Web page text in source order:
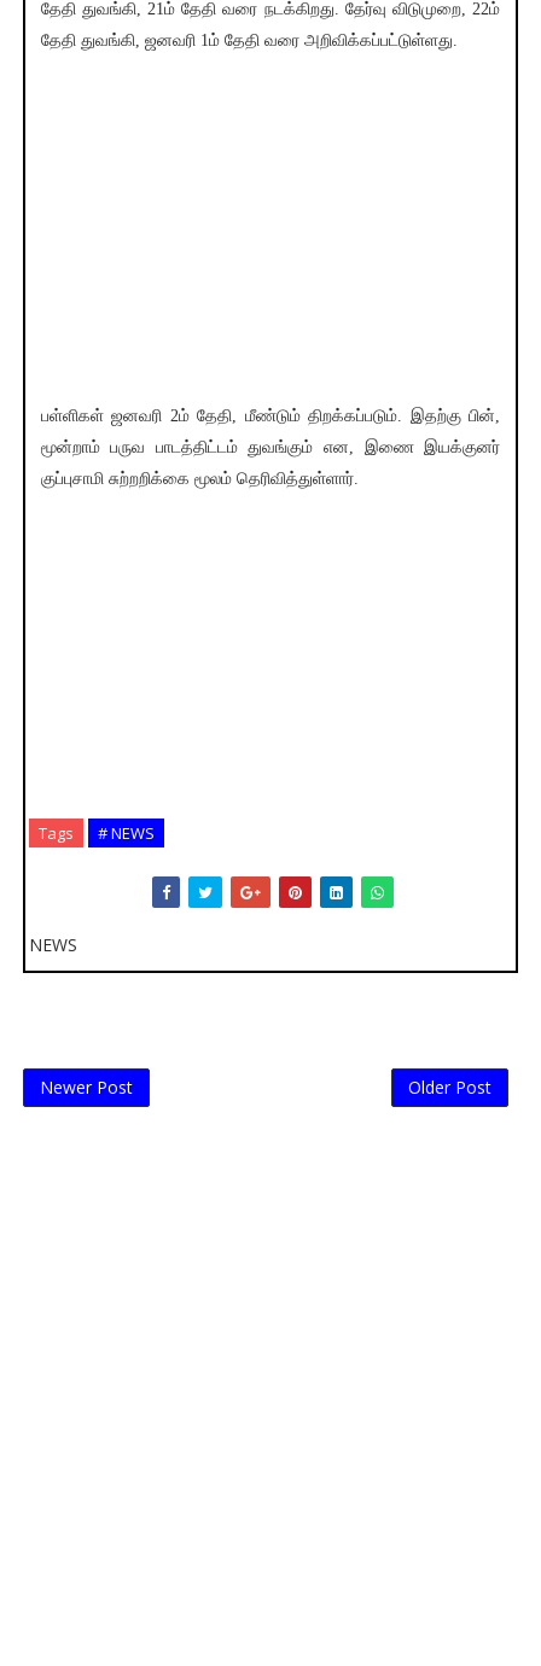
தேதி துவங்கி, 21ம் தேதி வரை நடக்கிறது. தேர்வு விடுமுறை, 22ம்
தேதி துவங்கி, ஜனவரி 1ம் தேதி வரை அறிவிக்கப்பட்டுள்ளது.
பள்ளிகள் ஜனவரி 2ம் தேதி, மீண்டும் திறக்கப்படும். இதற்கு பின்,
மூன்றாம் பருவ பாடத்திட்டம் துவங்கும் என, இணை இயக்குனர்
குப்புசாமி சுற்றறிக்கை மூலம் தெரிவித்துள்ளார்.
Tags # NEWS
NEWS
Newer Post Older Post